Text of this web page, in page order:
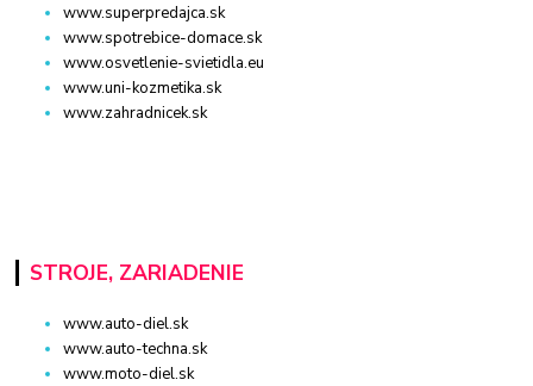
www.superpredajca.sk
www.spotrebice-domace.sk
www.osvetlenie-svietidla.eu
www.uni-kozmetika.sk
www.zahradnicek.sk
STROJE, ZARIADENIE
www.auto-diel.sk
www.auto-techna.sk
www.moto-diel.sk